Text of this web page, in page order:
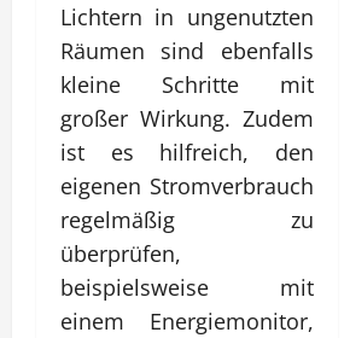
Lichtern in ungenutzten
Räumen sind ebenfalls
kleine Schritte mit
großer Wirkung. Zudem
ist es hilfreich, den
eigenen Stromverbrauch
regelmäßig zu
überprüfen,
beispielsweise mit
einem Energiemonitor,